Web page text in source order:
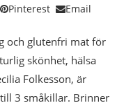
Pinterest Email
och glutenfri mat för
skönhet, hälsa
Folkesson, är
3 småkillar. Brinner